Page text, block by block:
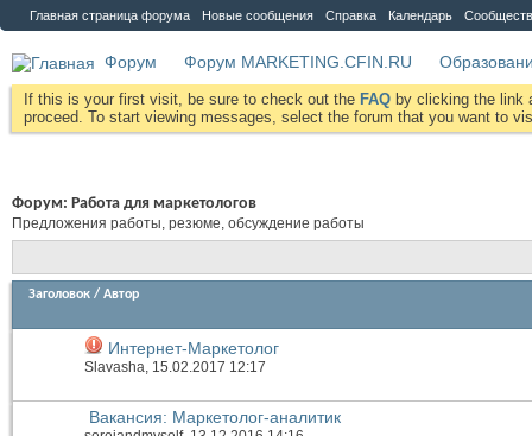
Главная страница форума Новые сообщения Справка Календарь
Форум Форум MARKETING.CFIN.RU
If this is your first visit, be sure to check out the FAQ by clicking the link
proceed. To start viewing messages, select the forum that you want to
Форум: Работа для маркетологов
Предложения работы, резюме, обсуждение работы
Заголовок / Автор
Интернет-Маркетолог
Slavasha, 15.02.2017 12:17
Вакансия: Маркетолог-аналитик